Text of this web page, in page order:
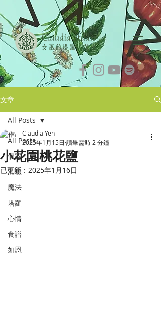
文章
All Posts
個案
測驗
魔法
塔羅
心情
食譜
如恩
All Posts
小花園桃花鹽
Claudia Yeh
2025年1月15日 讀畢需時 2 分鐘
已更新： 2025年1月16日